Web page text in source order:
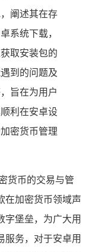
阐述其在存
系统下载，
取安装包的
到的问题及
旨在为用户
利在安卓设
密货币管理
货币的交易与管
在加密货币领域声
字堡垒，为广大用
服务，对于安卓用